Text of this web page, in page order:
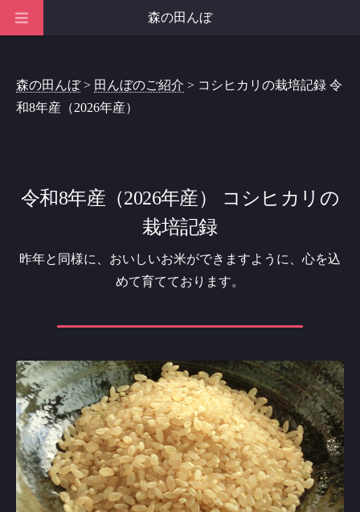
森の田んぼ> 田んぼのご紹介 > コシヒカリの栽培記録 令
和8年産（2026年産）
令和8年産（2026年産） コシヒカリの
栽培記録
昨年と同様に、おいしいお米ができますように、心を込
めて育てております。
森の田んぼ